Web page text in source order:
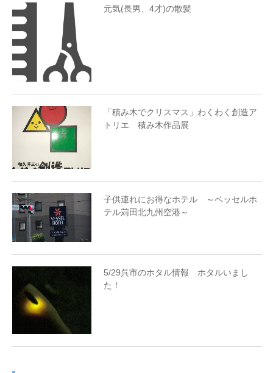
元気(長男、4才)の散髪
「積み木でクリスマス」わくわく創造ア
トリエ 積み木作品展
子供連れにお得なホテル ～ベッセルホ
テル苅田北九州空港～
5/29呉市のホタル情報 ホタルいまし
た！